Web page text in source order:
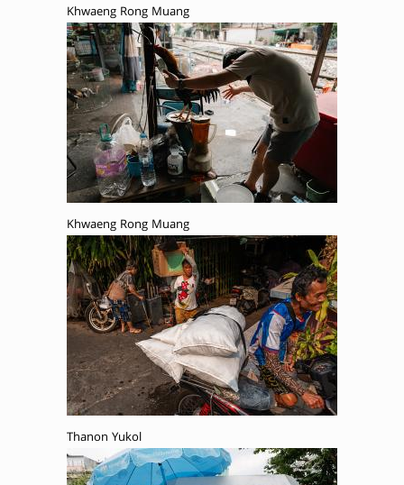
Khwaeng Rong Muang
Khwaeng Rong Muang
Thanon Yukol